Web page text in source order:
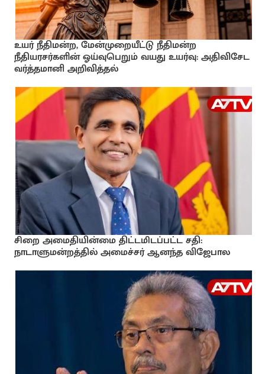
உயர் நீதிமன்ற, மேன்முறையீட்டு நீதிமன்ற
நீதியரசர்களின் ஓய்வுபெறும் வயது உயர்வு: அதிவிசேட
வர்த்தமானி அறிவித்தல்
சிறை அமைதியின்மை திட்டமிடப்பட்ட சதி:
நாடாளுமன்றத்தில் அமைச்சர் ஆனந்த விஜேபால